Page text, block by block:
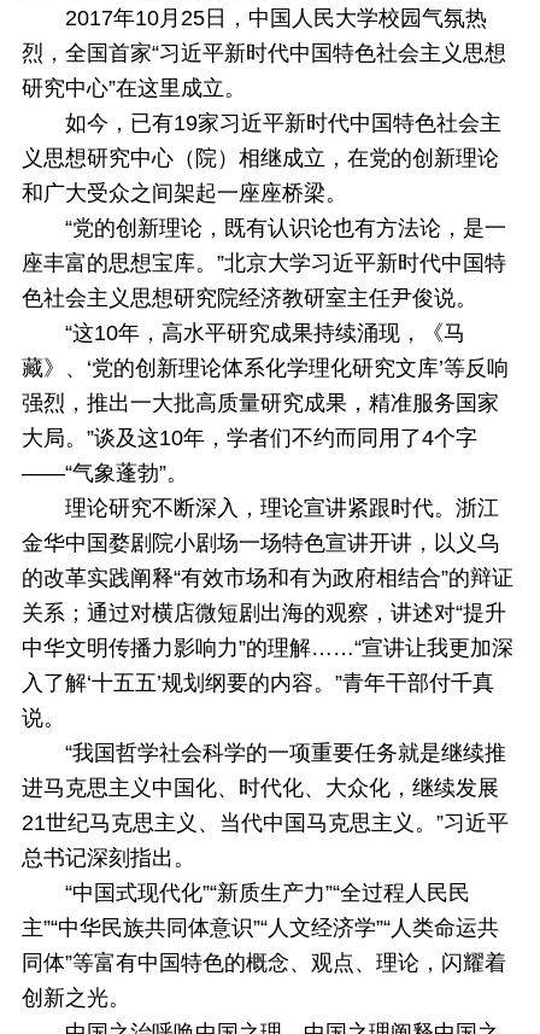
2017年10月25日，中国人民大学校园气氛热
烈，全国首家“习近平新时代中国特色社会主义思想
研究中心”在这里成立。
如今，已有19家习近平新时代中国特色社会主
义思想研究中心（院）相继成立，在党的创新理论
和广大受众之间架起一座座桥梁。
“党的创新理论，既有认识论也有方法论，是一
座丰富的思想宝库。”北京大学习近平新时代中国特
色社会主义思想研究院经济教研室主任尹俊说。
“这10年，高水平研究成果持续涌现，《马
藏》、‘党的创新理论体系化学理化研究文库’等反响
强烈，推出一大批高质量研究成果，精准服务国家
大局。”谈及这10年，学者们不约而同用了4个字
——“气象蓬勃”。
理论研究不断深入，理论宣讲紧跟时代。浙江
金华中国婺剧院小剧场一场特色宣讲开讲，以义乌
的改革实践阐释“有效市场和有为政府相结合”的辩证
关系；通过对横店微短剧出海的观察，讲述对“提升
中华文明传播力影响力”的理解……“宣讲让我更加深
入了解‘十五五’规划纲要的内容。”青年干部付千真
说。
“我国哲学社会科学的一项重要任务就是继续推
进马克思主义中国化、时代化、大众化，继续发展
21世纪马克思主义、当代中国马克思主义。”习近平
总书记深刻指出。
“中国式现代化”“新质生产力”“全过程人民民
主”“中华民族共同体意识”“人文经济学”“人类命运共
同体”等富有中国特色的概念、观点、理论，闪耀着
创新之光。